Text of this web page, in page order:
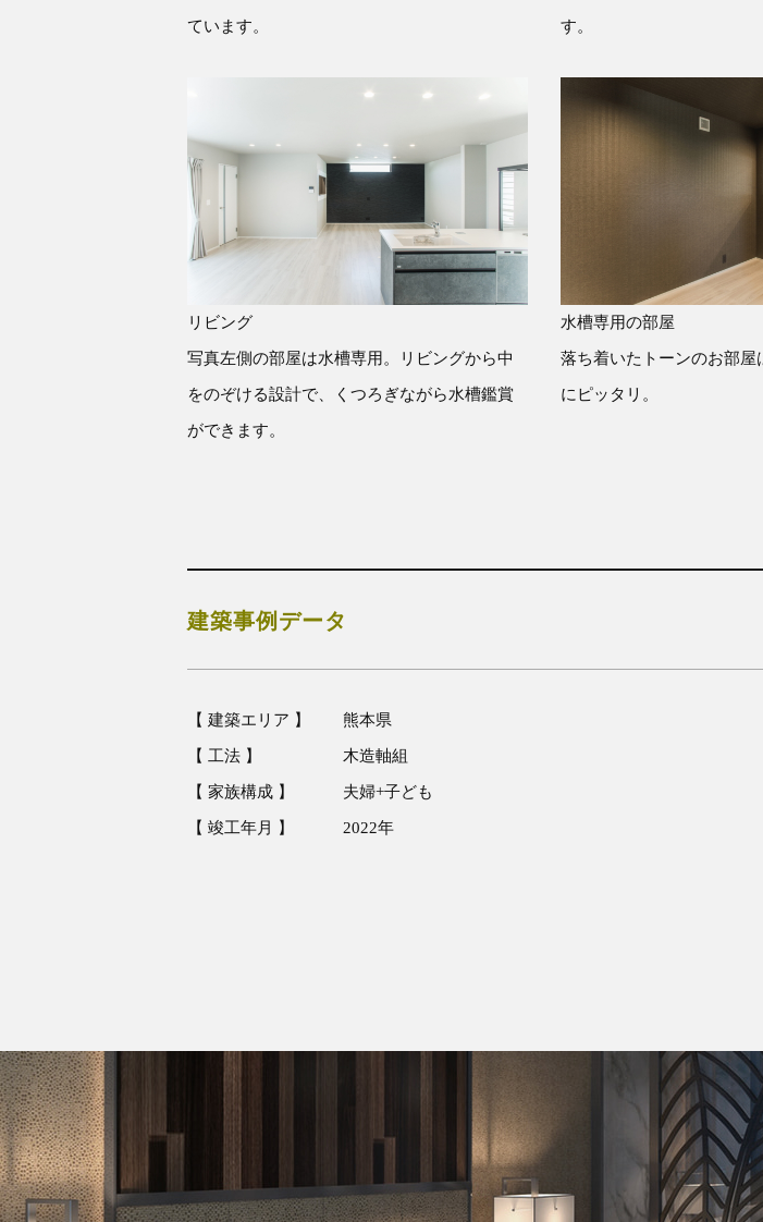
ています。 す。
リビング
写真左側の部屋は水槽専用。リビングから中
をのぞける設計で、くつろぎながら水槽鑑賞
ができます。
水槽専用の部屋
落ち着いたトーンのお部屋
にピッタリ。
建築事例データ
【 建築エリア 】 熊本県
【 工法 】 木造軸組
【 家族構成 】 夫婦+子ども
【 竣工年月 】 2022年